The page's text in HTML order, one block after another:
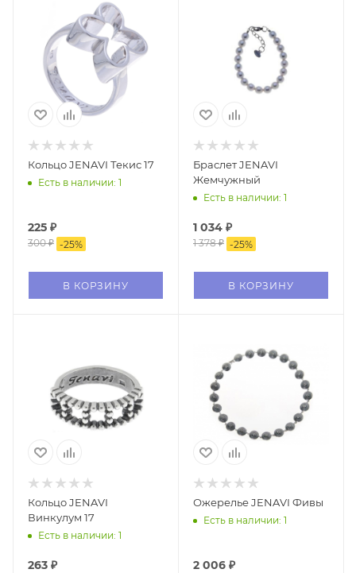
Кольцо JENAVI Текис 17
Есть в наличии: 1
225 ₽
300₽ -25%
В КОРЗИНУ
Браслет JENAVI
Жемчужный
Есть в наличии: 1
1 034 ₽
1 378₽ -25%
В КОРЗИНУ
Кольцо JENAVI
Винкулум 17
Есть в наличии: 1
263 ₽
Ожерелье JENAVI Фивы
Есть в наличии: 1
2 006 ₽